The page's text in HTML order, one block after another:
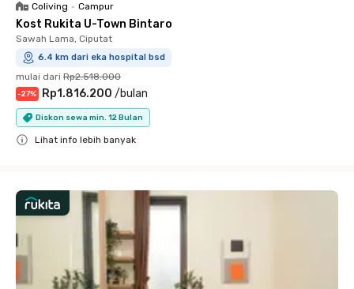
Coliving • Campur
Kost Rukita U-Town Bintaro
Sawah Lama, Ciputat
6.4 km dari eka hospital bsd
mulai dari Rp2.518.000
-27% Rp1.816.200 /bulan
Diskon sewa min. 12 Bulan
Lihat info lebih banyak